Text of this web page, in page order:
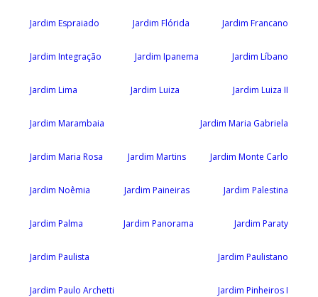
Jardim Espraiado Jardim Flórida Jardim Francano
Jardim Integração Jardim Ipanema Jardim Líbano
Jardim Lima Jardim Luiza Jardim Luiza II
Jardim Marambaia Jardim Maria Gabriela
Jardim Maria Rosa Jardim Martins Jardim Monte Carlo
Jardim Noêmia Jardim Paineiras Jardim Palestina
Jardim Palma Jardim Panorama Jardim Paraty
Jardim Paulista Jardim Paulistano
Jardim Paulo Archetti Jardim Pinheiros I